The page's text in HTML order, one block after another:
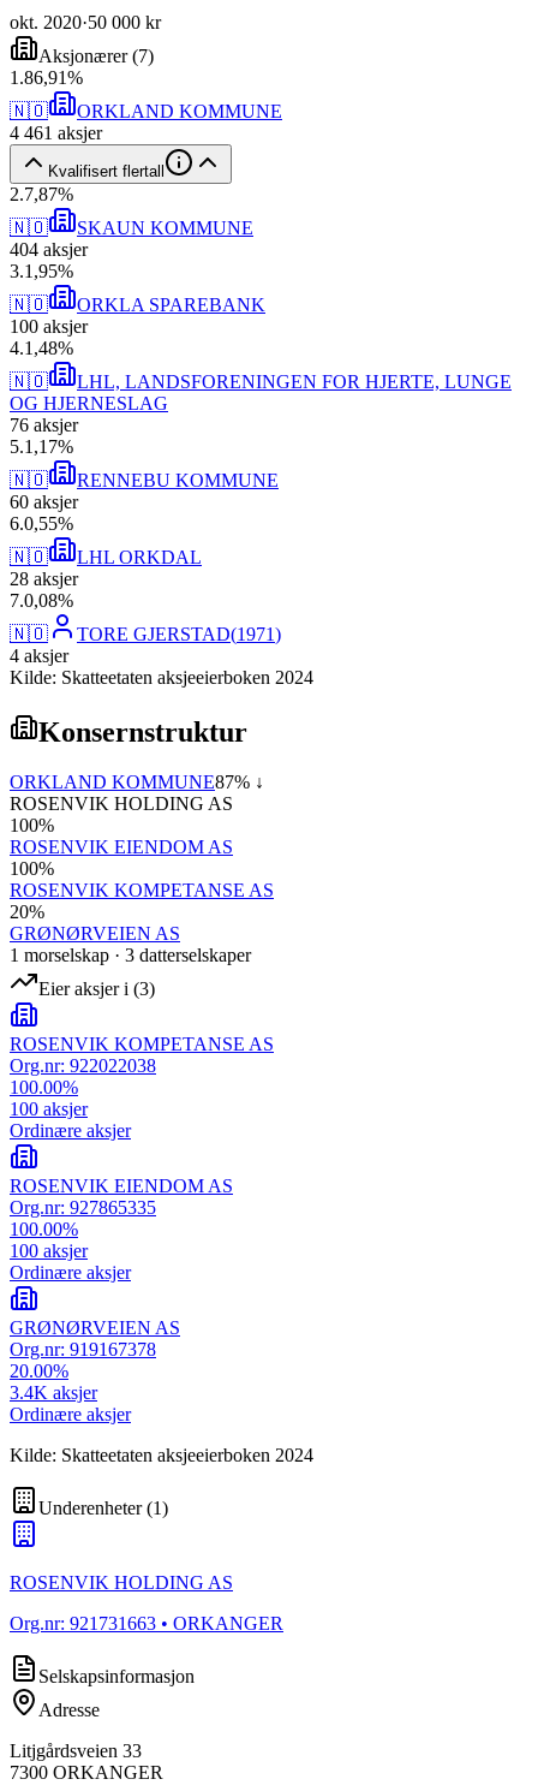
okt. 2020·50 000 kr
Aksjonærer(7)
1 .86,91%
🇳🇴
ORKLAND KOMMUNE
4 461 aksjer
Kvalifisert flertall
2.7,87%
🇳🇴
SKAUN KOMMUNE
404 aksjer
3.1,95%
🇳🇴
ORKLA SPAREBANK
100 aksjer
4.1,48%
🇳🇴
LHL, LANDSFORENINGEN FOR HJERTE, LUNGE
OG HJERNESLAG
76 aksjer
5.1,17%
🇳🇴
RENNEBU KOMMUNE
60 aksjer
6.0,55%
🇳🇴
LHL ORKDAL
28 aksjer
7.0,08%
🇳🇴
TORE GJERSTAD(1971)
4 aksjer
Kilde: Skatteetaten aksjeeierboken 2024
Konsernstruktur
ORKLAND KOMMUNE87% ↓
ROSENVIK HOLDING AS
100%
ROSENVIK EIENDOM AS
100%
ROSENVIK KOMPETANSE AS
20%
GRØNØRVEIEN AS
1 morselskap · 3 datterselskaper
Eier aksjer i (3)
ROSENVIK KOMPETANSE AS
Org.nr: 922022038
100.00%
100 aksjer
Ordinære aksjer
ROSENVIK EIENDOM AS
Org.nr: 927865335
100.00%
100 aksjer
Ordinære aksjer
GRØNØRVEIEN AS
Org.nr: 919167378
20.00%
3.4K aksjer
Ordinære aksjer
Kilde: Skatteetaten aksjeeierboken 2024
Underenheter(1)
ROSENVIK HOLDING AS
Org.nr: 921731663 • ORKANGER
Selskapsinformasjon
Adresse
Litjgårdsveien 33
7300 ORKANGER